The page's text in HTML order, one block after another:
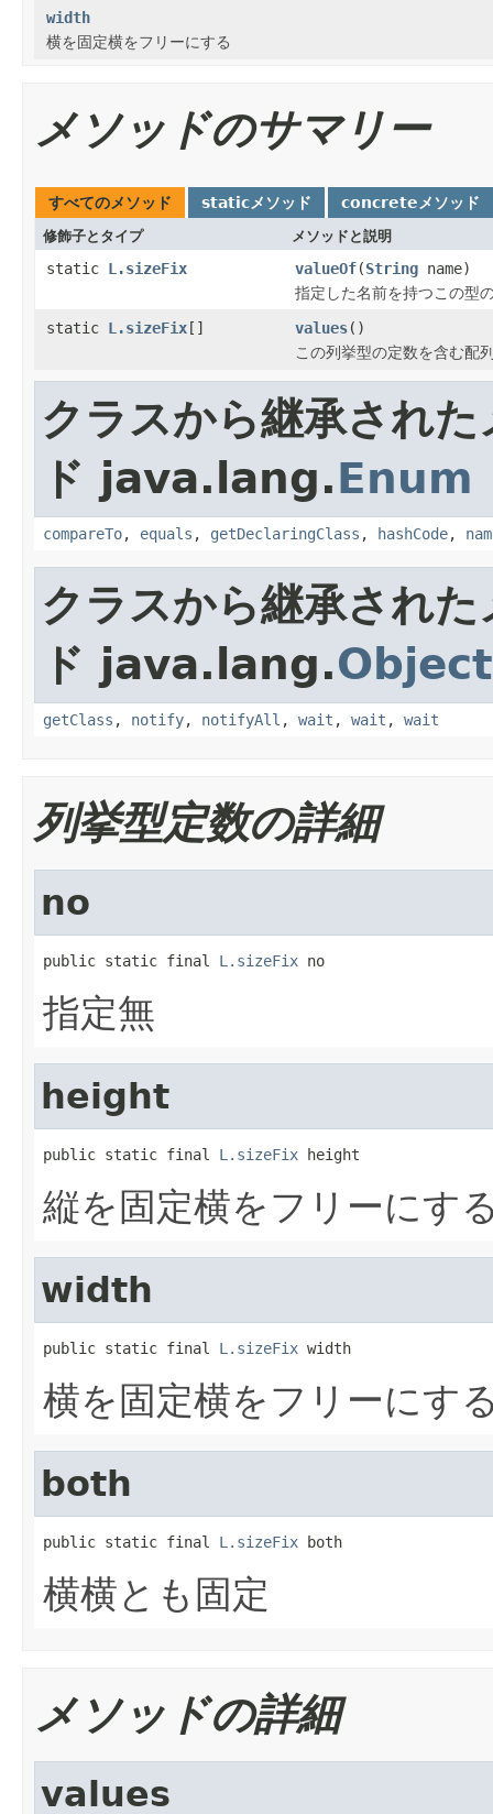
width
横を固定横をフリーにする
メソッドのサマリー
すべてのメソッド staticメソッド concreteメソッド
修飾子とタイプ メソッドと説明
static L.sizeFix valueOf(String name)
指定した名前を持つこの型
static L.sizeFix[] values()
この列挙型の定数を含む配
クラスから継承された
ド java.lang.Enum
compareTo, equals , getDeclaringClass , hashCode,
クラスから継承された
ド java.lang.Object
getClass , notify, notifyAll , wait , wait , wait
列挙型定数の詳細
no
public static final L.sizeFix no
指定無
height
public static final L.sizeFix height
縦を固定横をフリーにす
width
public static final L.sizeFix width
横を固定横をフリーにす
both
public static final L.sizeFix both
横横とも固定
メソッドの詳細
values